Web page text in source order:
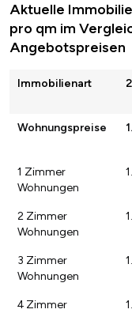
Aktuelle
pro qm im
Angebotspreisen
Immobilienart
Wohnungspreise
1 Zimmer
Wohnungen
2 Zimmer
Wohnungen
3 Zimmer
Wohnungen
4 Zimmer